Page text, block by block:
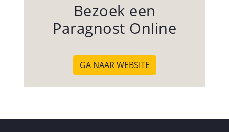
Bezoek een
Paragnost Online
GA NAAR WEBSITE